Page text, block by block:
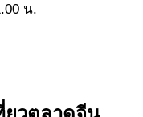
น.